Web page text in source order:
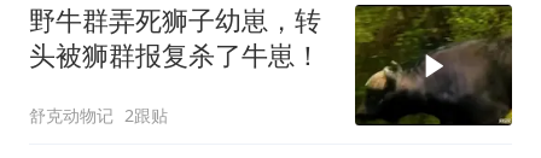
野牛群弄死狮子幼崽，转
头被狮群报复杀了牛崽！
舒克动物记 2跟贴